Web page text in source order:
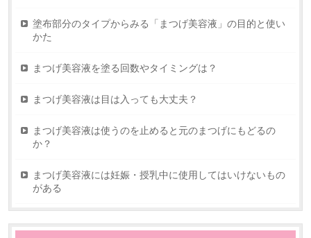
塗布部分のタイプからみる「まつげ美容液」の目的と使い
かた
まつげ美容液を塗る回数やタイミングは？
まつげ美容液は目は入っても大丈夫？
まつげ美容液は使うのを止めると元のまつげにもどるの
か？
まつげ美容液には妊娠・授乳中に使用してはいけないもの
がある